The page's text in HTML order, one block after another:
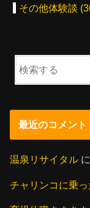
その他体験談
最近のコメント
温泉リサイタル
チャリンコに乗